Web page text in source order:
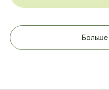
Больше